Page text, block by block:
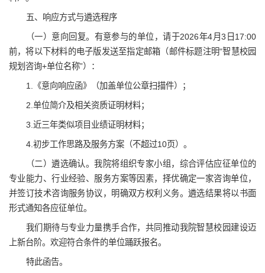
五、响应方式与遴选程序
（一）意向回复。有意参与的单位，请于2026年4月3日17:00
前，将以下材料的电子版发送至指定邮箱（邮件标题注明“智慧校园
规划咨询+单位名称”）：
1.《意向响应函》（加盖单位公章扫描件）；
2.单位简介及相关资质证明材料；
3.近三年类似项目业绩证明材料；
4.初步工作思路及服务方案（不超过10页）。
（二）遴选确认。我院将组织专家小组，综合评估应征单位的
专业能力、行业经验、服务方案等因素，择优确定一家咨询单位，
并签订技术咨询服务协议，明确双方权利义务。遴选结果将以书面
形式通知各应征单位。
我们期待与专业力量携手合作，共同推动我院智慧校园建设迈
上新台阶。欢迎符合条件的单位踊跃报名。
特此函告。